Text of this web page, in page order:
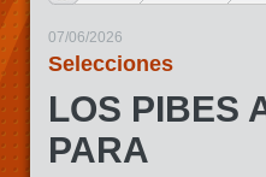
07/06/2026
Selecciones
LOS PIBES
PARA